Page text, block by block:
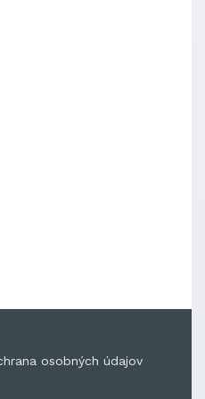
osobných údajov